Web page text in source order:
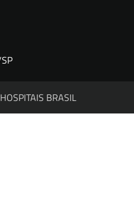
HOSPITAIS BRASIL